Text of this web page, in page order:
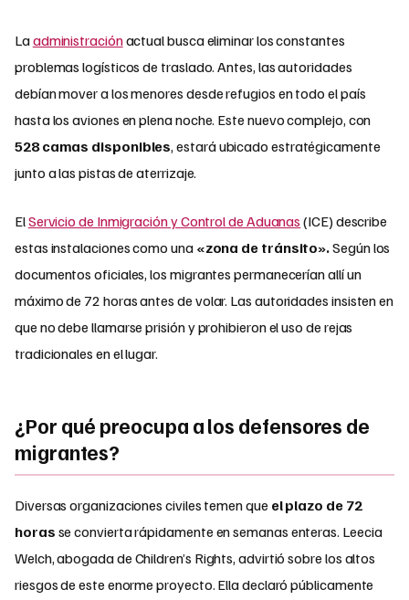
Laadministraciónactual busca eliminar los constantes
problemas logísticos de traslado. Antes, las autoridades
debían mover a los menores desde refugios en todo el país
hasta los aviones en plena noche. Este nuevo complejo, con
528 camas disponibles, estará ubicado estratégicamente
junto a las pistas de aterrizaje.
ElServicio de Inmigración y Control de Aduanas (ICE) describe
estas instalaciones como una «zona de tránsito».Según los
documentos oficiales, los migrantes permanecerían allí un
máximo de 72 horas antes de volar. Las autoridades insisten en
que no debe llamarse prisión y prohibieron el uso de rejas
tradicionales en el lugar.
¿Por qué preocupa a los defensores de
migrantes?
Diversas organizaciones civiles temen que el plazo de 72
horas se convierta rápidamente en semanas enteras. Leecia
Welch, abogada de Children’s Rights, advirtió sobre los altos
riesgos de este enorme proyecto. Ella declaró públicamente